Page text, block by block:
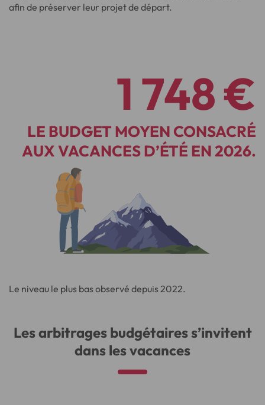
afin de préserver leur projet de départ.
1 748 €
LE BUDGET MOYEN CONSACRÉ
AUX VACANCES D’ÉTÉ EN 2026.
Le niveau le plus bas observé depuis 2022.
Les arbitrages budgétaires s’invitent
dans les vacances